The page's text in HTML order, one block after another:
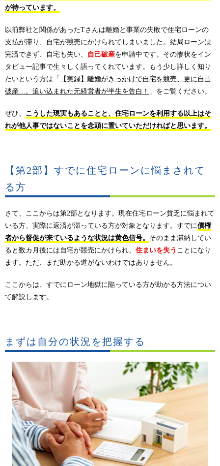
が待っています。
以前弊社と関係があったTさんは離婚と事業の失敗で住宅ローンの
支払が滞り、自宅が競売にかけられてしまいました。結局ローンは
完済できず、自宅も失い、
自己破産を申請中です。その惨状をイン
タビュー記事で生々しく語ってくれています。もう少し詳しく知り
たいという方は「
【実録】離婚がきっかけで自宅を競売、更に自己
破産…。追い込まれた元経営者が半生を告白！
」をご覧ください。
ぜひ、 こうした現実もあることと、住宅ローンを利用する以上はそ
れが他人事ではないことを念頭に置いていただければと思います。
【第2部】すでに住宅ローンに悩まされて
る方
さて、ここからは第2部となります。現在住宅ローン貧乏に悩まれて
いる方、実際に返済が滞っている方が対象となります。すでに債権
者から督促が来ているような状況は黄色信号。 そのまま滞納してい
ると数カ月後には自宅が競売にかけられ、 住まいを失う ことになり
ます。ただ、まだ助かる道がないわけではありません。
ここからは、すでにローン地獄に陥っている方が助かる方法につい
て解説します。
まずは自分の状況を把握する